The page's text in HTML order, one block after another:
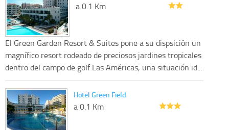
a 0.1 Km
El Green Garden Resort & Suites pone a su dispsición un
magnífico resort rodeado de preciosos jardines tropicales
dentro del campo de golf Las Américas, una situación id...
Hotel Green Field
a 0.1 Km